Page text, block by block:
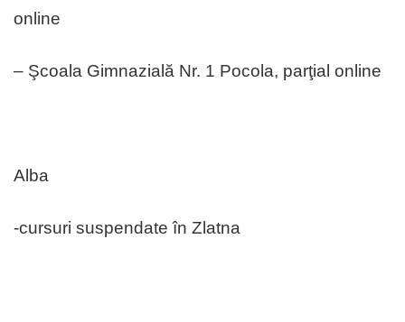
online
– Şcoala Gimnazială Nr. 1 Pocola, parţial online
Alba
-cursuri suspendate în Zlatna